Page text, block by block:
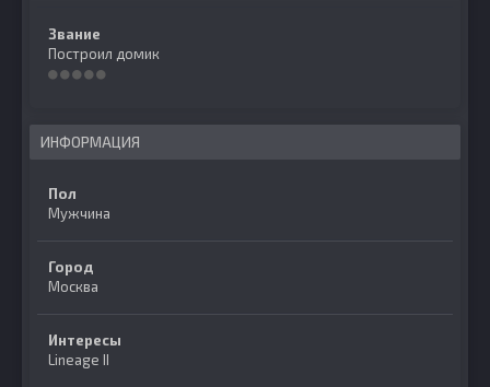
Звание
Построил домик
ИНФОРМАЦИЯ
Пол
Мужчина
Город
Москва
Интересы
Lineage II